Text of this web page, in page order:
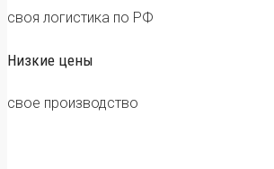
своя логистика по РФ
Низкие цены
свое производство